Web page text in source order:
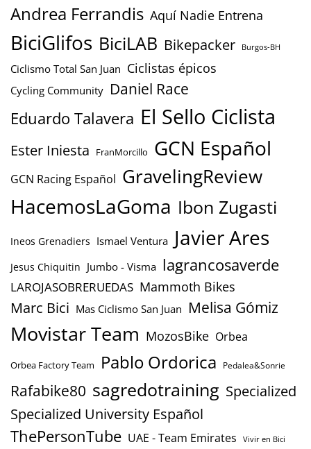
Andrea Ferrandis Aquí Nadie Entrena
BiciGlifos BiciLAB Bikepacker Burgos-BH
Ciclismo Total San Juan Ciclistas épicos
Cycling Community Daniel Race
Eduardo Talavera El Sello Ciclista
Ester Iniesta FranMorcillo GCN Español
GCN Racing Español GravelingReview
HacemosLaGoma Ibon Zugasti
Ineos Grenadiers Ismael Ventura Javier Ares
Jesus Chiquitin Jumbo - Visma lagrancosaverde
LAROJASOBRERUEDAS Mammoth Bikes
Marc Bici Mas Ciclismo San Juan Melisa Gómiz
Movistar Team MozosBike Orbea
Orbea Factory Team Pablo Ordorica Pedalea&Sonrie
Rafabike80 sagredotraining Specialized
Specialized University Español
ThePersonTube UAE - Team Emirates Vivir en Bici